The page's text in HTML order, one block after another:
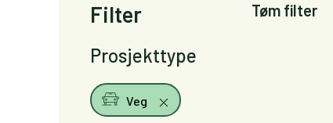
Filter Tøm filter
Prosjekttype
Veg